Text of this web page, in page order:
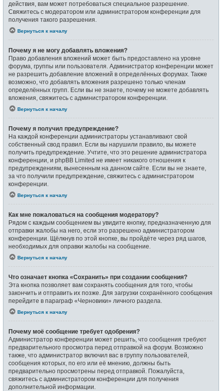
действия, вам может потребоваться специальное разрешение.
Свяжитесь с модератором или администратором конференции для
получения такого разрешения.
Вернуться к началу
Почему я не могу добавлять вложения?
Право добавления вложений может быть предоставлено на уровне
форума, группы или пользователя. Администратор конференции может
не разрешить добавление вложений в определённых форумах. Также
возможно, что добавлять вложения разрешено только членам
определённых групп. Если вы не знаете, почему не можете добавлять
вложения, свяжитесь с администратором конференции.
Вернуться к началу
Почему я получил предупреждение?
На каждой конференции администраторы устанавливают свой
собственный свод правил. Если вы нарушили правило, вы можете
получить предупреждение. Учтите, что это решение администратора
конференции, и phpBB Limited не имеет никакого отношения к
предупреждениям, вынесенным на данном сайте. Если вы не знаете,
за что получили предупреждение, свяжитесь с администратором
конференции.
Вернуться к началу
Как мне пожаловаться на сообщения модератору?
Рядом с каждым сообщением вы увидите кнопку, предназначенную для
отправки жалобы на него, если это разрешено администратором
конференции. Щёлкнув по этой кнопке, вы пройдёте через ряд шагов,
необходимых для оправки жалобы на сообщение.
Вернуться к началу
Что означает кнопка «Сохранить» при создании сообщения?
Эта кнопка позволяет вам сохранять сообщения для того, чтобы
закончить и отправить их позже. Для загрузки сохранённого сообщения
перейдите в параграф «Черновики» личного раздела.
Вернуться к началу
Почему моё сообщение требует одобрения?
Администратор конференции может решить, что сообщения требуют
предварительного просмотра перед отправкой на форум. Возможно
также, что администратор включил вас в группу пользователей,
сообщения которых, по его или её мнению, должны быть
предварительно просмотрены перед отправкой. Пожалуйста,
свяжитесь с администратором конференции для получения
дополнительной информации.